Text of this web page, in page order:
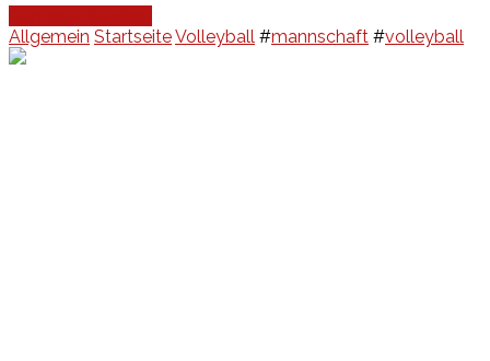
Allgemein StartseiteVolleyball #mannschaft #volleyball